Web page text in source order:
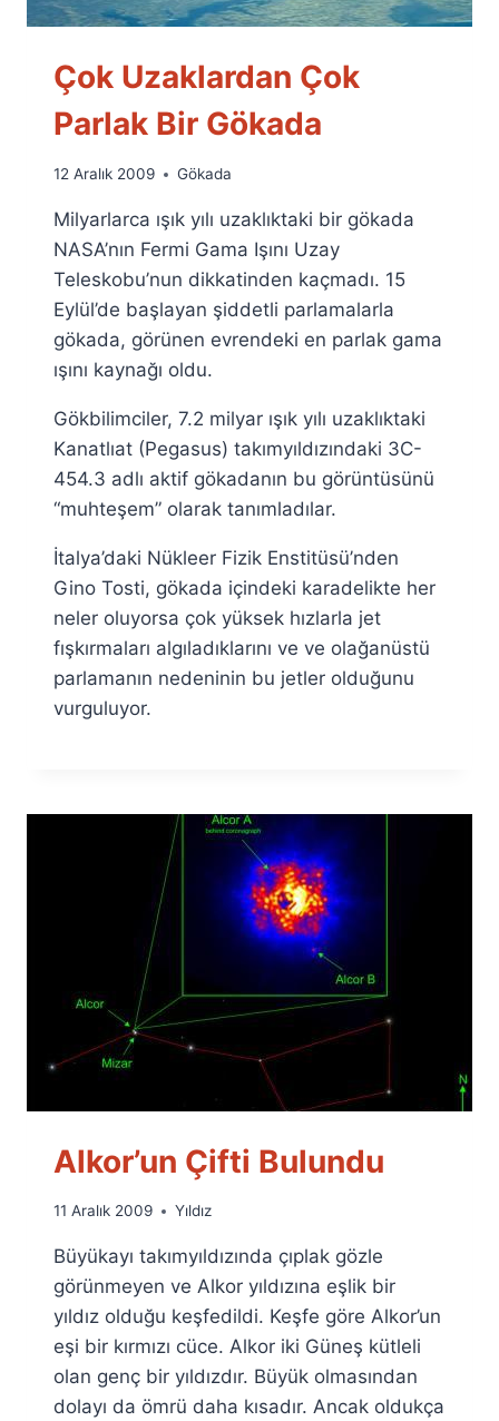
Çok Uzaklardan Çok
Parlak Bir Gökada
By
Fuat
Özyar
12 Aralık 2009 Gökada
Milyarlarca ışık yılı uzaklıktaki bir gökada
NASA’nın Fermi Gama Işını Uzay
Teleskobu’nun dikkatinden kaçmadı. 15
Eylül’de başlayan şiddetli parlamalarla
gökada, görünen evrendeki en parlak gama
ışını kaynağı oldu.
Gökbilimciler, 7.2 milyar ışık yılı uzaklıktaki
Kanatlıat (Pegasus) takımyıldızındaki 3C-
454.3 adlı aktif gökadanın bu görüntüsünü
“muhteşem” olarak tanımladılar.
İtalya’daki Nükleer Fizik Enstitüsü’nden
Gino Tosti, gökada içindeki karadelikte her
neler oluyorsa çok yüksek hızlarla jet
fışkırmaları algıladıklarını ve ve olağanüstü
parlamanın nedeninin bu jetler olduğunu
vurguluyor.
Alkor’un Çifti Bulundu
By
Fuat
Özyar
11 Aralık 2009 Yıldız
Büyükayı takımyıldızında çıplak gözle
görünmeyen ve Alkor yıldızına eşlik bir
yıldız olduğu keşfedildi. Keşfe göre Alkor’un
eşi bir kırmızı cüce. Alkor iki Güneş kütleli
olan genç bir yıldızdır. Büyük olmasından
dolayı da ömrü daha kısadır. Ancak oldukça